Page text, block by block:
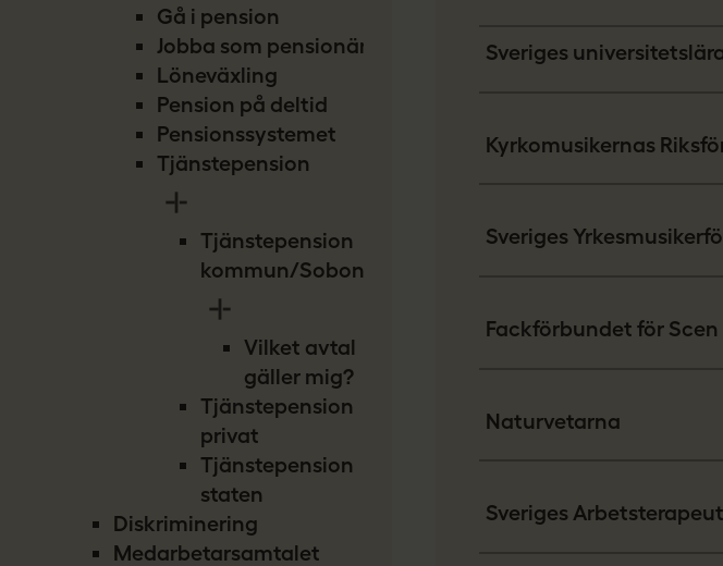
Gå i pension
Jobba som pensionär
Löneväxling
Pension på deltid
Pensionssystemet
Tjänstepension
Tjänstepension
kommun/Sobona
Vilket avtal
gäller mig?
Tjänstepension
privat
Tjänstepension
staten
Diskriminering
Medarbetarsamtalet
Sveriges
Kyrkomusikernas
Sveriges
Fackförbundet för Scen
Naturvetarna
Sveriges